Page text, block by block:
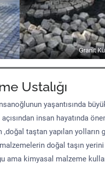
Granit
Ustalığı
yaşantısında
insan hayatında
,doğal taştan yapılan
doğal taşın
ama kimyasal malzeme